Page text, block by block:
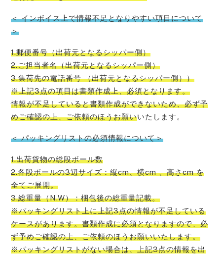
＜ インボイス上で情報不足となりやすい項目について
＞
1.郵便番号（出荷元となるシッパー側）
2.ご担当者名（出荷元となるシッパー側）
3.集荷先の電話番号 （出荷元となるシッパー側））
※上記3点の項目は書類作成上、必須となります。
情報が不足していると書類作成ができないため、必ず予
めご確認の上、ご依頼のほうお願いいたします。
＜ パッキングリストの必須情報について＞
1.出荷貨物の総段ボール数
2.各段ボールの3辺サイズ：縦cm、横cm 、高さcm を
全てご展開。
3.総重量（N.W）：梱包後の総重量記載。
※パッキングリスト上に上記3点の情報が不足している
ケースがあります。書類作成に必須となりますので、必
ず予めご確認の上、ご依頼のほうお願いいたします。
※パッキングリストがない場合は、上記3点の情報を出